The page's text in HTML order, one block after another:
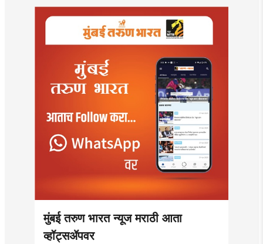
मुंबई तरुण भारत न्यूज मराठी आता
व्हॉट्सॲपवर